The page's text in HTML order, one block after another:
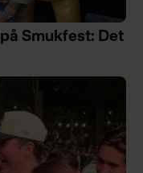
Smukfest: Det